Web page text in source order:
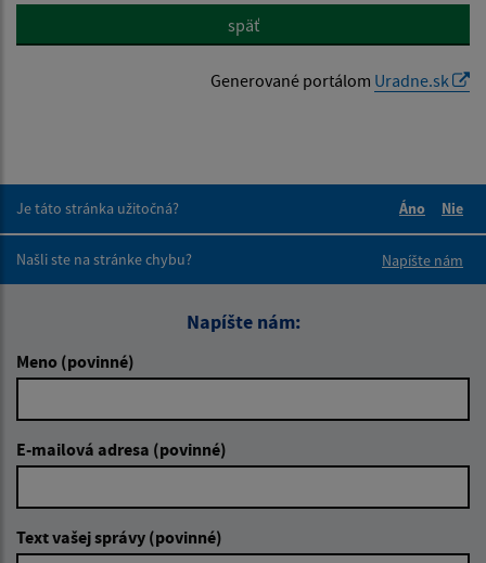
späť
Generované portálom Uradne.sk
Je táto stránka užitočná?
Áno
Nie
Našli ste na stránke chybu?
Napíšte nám
Napíšte nám:
Meno (povinné)
E-mailová adresa (povinné)
Text vašej správy (povinné)